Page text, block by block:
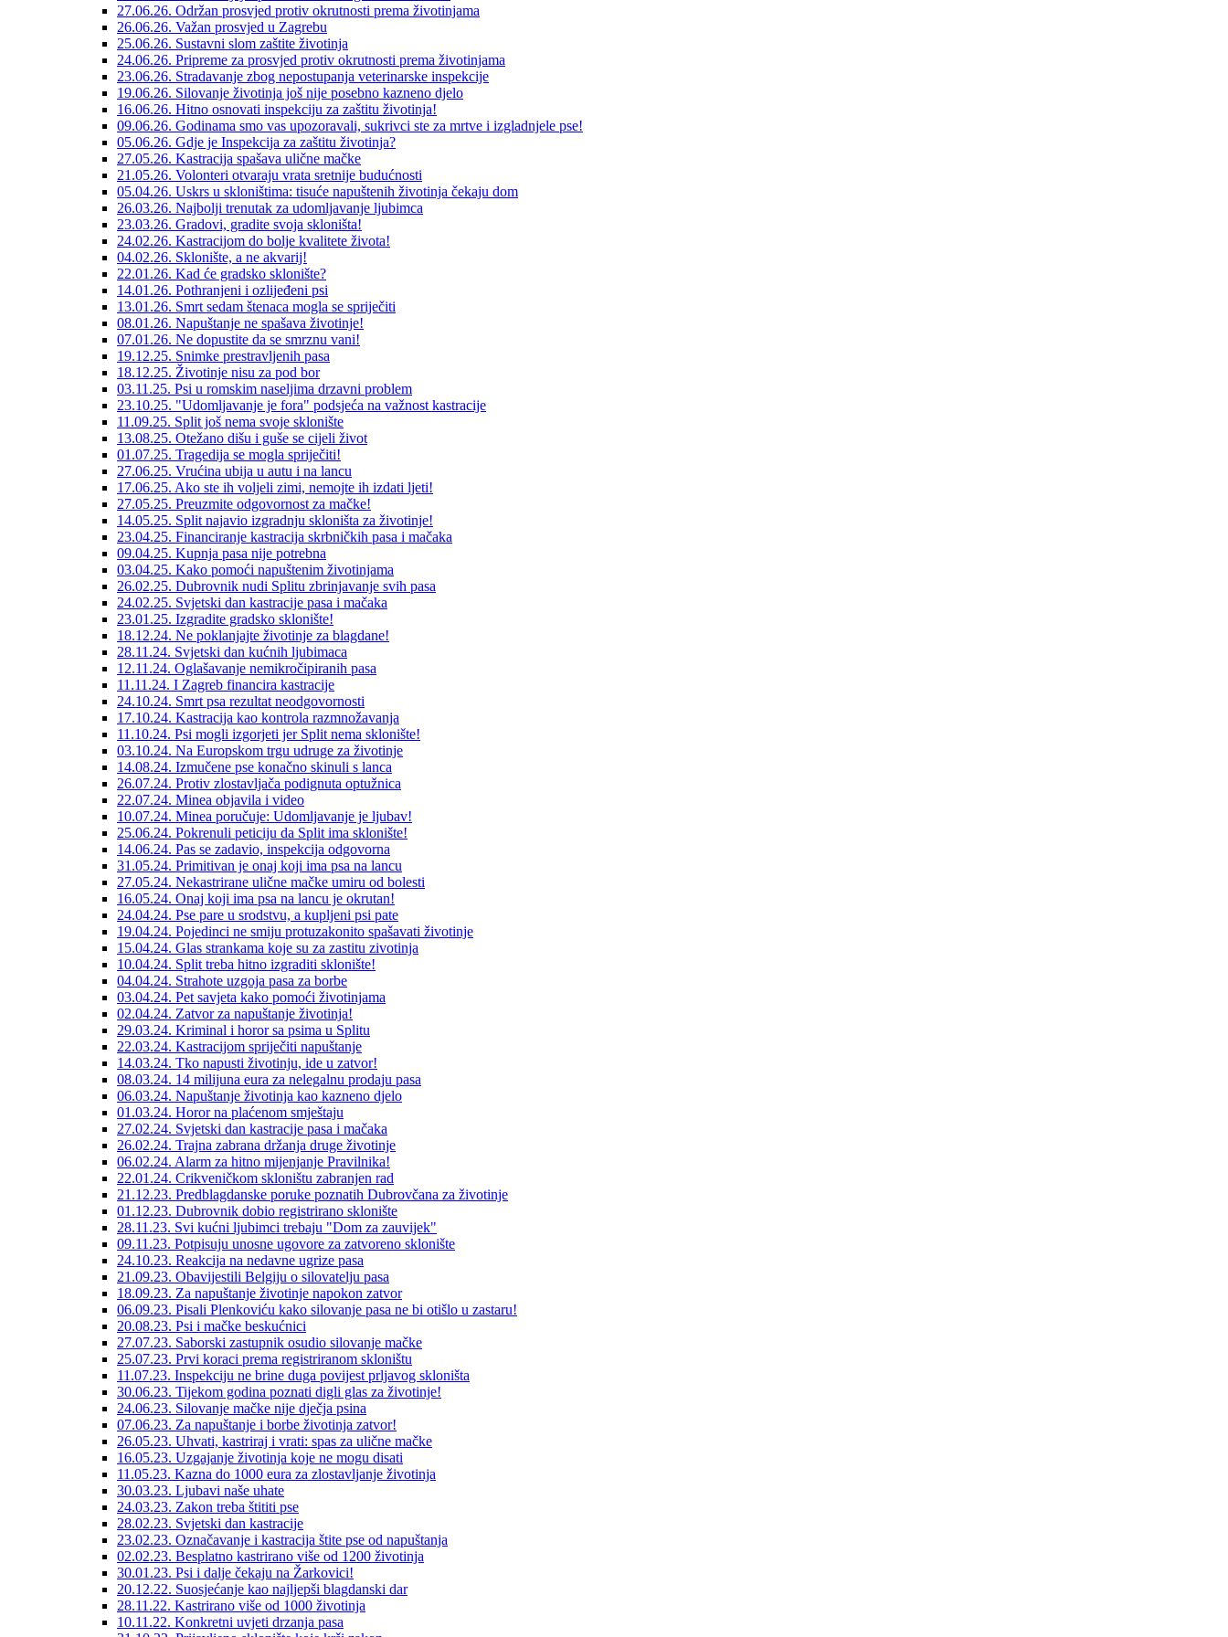
27.06.26. Održan prosvjed protiv okrutnosti prema životinjama
26.06.26. Važan prosvjed u Zagrebu
25.06.26. Sustavni slom zaštite životinja
24.06.26. Pripreme za prosvjed protiv okrutnosti prema životinjama
23.06.26. Stradavanje zbog nepostupanja veterinarske inspekcije
19.06.26. Silovanje životinja još nije posebno kazneno djelo
16.06.26. Hitno osnovati inspekciju za zaštitu životinja!
09.06.26. Godinama smo vas upozoravali, sukrivci ste za mrtve i izgladnjele pse!
05.06.26. Gdje je Inspekcija za zaštitu životinja?
27.05.26. Kastracija spašava ulične mačke
21.05.26. Volonteri otvaraju vrata sretnije budućnosti
05.04.26. Uskrs u skloništima: tisuće napuštenih životinja čekaju dom
26.03.26. Najbolji trenutak za udomljavanje ljubimca
23.03.26. Gradovi, gradite svoja skloništa!
24.02.26. Kastracijom do bolje kvalitete života!
04.02.26. Sklonište, a ne akvarij!
22.01.26. Kad će gradsko sklonište?
14.01.26. Pothranjeni i ozlijeđeni psi
13.01.26. Smrt sedam štenaca mogla se spriječiti
08.01.26. Napuštanje ne spašava životinje!
07.01.26. Ne dopustite da se smrznu vani!
19.12.25. Snimke prestravljenih pasa
18.12.25. Životinje nisu za pod bor
03.11.25. Psi u romskim naseljima drzavni problem
23.10.25. "Udomljavanje je fora" podsjeća na važnost kastracije
11.09.25. Split još nema svoje sklonište
13.08.25. Otežano dišu i guše se cijeli život
01.07.25. Tragedija se mogla spriječiti!
27.06.25. Vrućina ubija u autu i na lancu
17.06.25. Ako ste ih voljeli zimi, nemojte ih izdati ljeti!
27.05.25. Preuzmite odgovornost za mačke!
14.05.25. Split najavio izgradnju skloništa za životinje!
23.04.25. Financiranje kastracija skrbničkih pasa i mačaka
09.04.25. Kupnja pasa nije potrebna
03.04.25. Kako pomoći napuštenim životinjama
26.02.25. Dubrovnik nudi Splitu zbrinjavanje svih pasa
24.02.25. Svjetski dan kastracije pasa i mačaka
23.01.25. Izgradite gradsko sklonište!
18.12.24. Ne poklanjajte životinje za blagdane!
28.11.24. Svjetski dan kućnih ljubimaca
12.11.24. Oglašavanje nemikročipiranih pasa
11.11.24. I Zagreb financira kastracije
24.10.24. Smrt psa rezultat neodgovornosti
17.10.24. Kastracija kao kontrola razmnožavanja
11.10.24. Psi mogli izgorjeti jer Split nema sklonište!
03.10.24. Na Europskom trgu udruge za životinje
14.08.24. Izmučene pse konačno skinuli s lanca
26.07.24. Protiv zlostavljača podignuta optužnica
22.07.24. Minea objavila i video
10.07.24. Minea poručuje: Udomljavanje je ljubav!
25.06.24. Pokrenuli peticiju da Split ima sklonište!
14.06.24. Pas se zadavio, inspekcija odgovorna
31.05.24. Primitivan je onaj koji ima psa na lancu
27.05.24. Nekastrirane ulične mačke umiru od bolesti
16.05.24. Onaj koji ima psa na lancu je okrutan!
24.04.24. Pse pare u srodstvu, a kupljeni psi pate
19.04.24. Pojedinci ne smiju protuzakonito spašavati životinje
15.04.24. Glas strankama koje su za zastitu zivotinja
10.04.24. Split treba hitno izgraditi sklonište!
04.04.24. Strahote uzgoja pasa za borbe
03.04.24. Pet savjeta kako pomoći životinjama
02.04.24. Zatvor za napuštanje životinja!
29.03.24. Kriminal i horor sa psima u Splitu
22.03.24. Kastracijom spriječiti napuštanje
14.03.24. Tko napusti životinju, ide u zatvor!
08.03.24. 14 milijuna eura za nelegalnu prodaju pasa
06.03.24. Napuštanje životinja kao kazneno djelo
01.03.24. Horor na plaćenom smještaju
27.02.24. Svjetski dan kastracije pasa i mačaka
26.02.24. Trajna zabrana držanja druge životinje
06.02.24. Alarm za hitno mijenjanje Pravilnika!
22.01.24. Crikveničkom skloništu zabranjen rad
21.12.23. Predblagdanske poruke poznatih Dubrovčana za životinje
01.12.23. Dubrovnik dobio registrirano sklonište
28.11.23. Svi kućni ljubimci trebaju "Dom za zauvijek"
09.11.23. Potpisuju unosne ugovore za zatvoreno sklonište
24.10.23. Reakcija na nedavne ugrize pasa
21.09.23. Obavijestili Belgiju o silovatelju pasa
18.09.23. Za napuštanje životinje napokon zatvor
06.09.23. Pisali Plenkoviću kako silovanje pasa ne bi otišlo u zastaru!
20.08.23. Psi i mačke beskućnici
27.07.23. Saborski zastupnik osudio silovanje mačke
25.07.23. Prvi koraci prema registriranom skloništu
11.07.23. Inspekciju ne brine duga povijest prljavog skloništa
30.06.23. Tijekom godina poznati digli glas za životinje!
24.06.23. Silovanje mačke nije dječja psina
07.06.23. Za napuštanje i borbe životinja zatvor!
26.05.23. Uhvati, kastriraj i vrati: spas za ulične mačke
16.05.23. Uzgajanje životinja koje ne mogu disati
11.05.23. Kazna do 1000 eura za zlostavljanje životinja
30.03.23. Ljubavi naše uhate
24.03.23. Zakon treba štititi pse
28.02.23. Svjetski dan kastracije
23.02.23. Označavanje i kastracija štite pse od napuštanja
02.02.23. Besplatno kastrirano više od 1200 životinja
30.01.23. Psi i dalje čekaju na Žarkovici!
20.12.22. Suosjećanje kao najljepši blagdanski dar
28.11.22. Kastrirano više od 1000 životinja
10.11.22. Konkretni uvjeti drzanja pasa